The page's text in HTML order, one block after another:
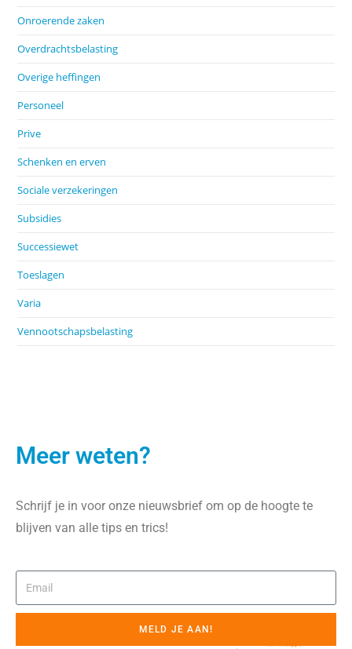
Onroerende zaken
Overdrachtsbelasting
Overige heffingen
Personeel
Prive
Schenken en erven
Sociale verzekeringen
Subsidies
Successiewet
Toeslagen
Varia
Vennootschapsbelasting
Meer weten?
Schrijf je in voor onze nieuwsbrief om op de hoogte te
blijven van alle tips en trics!
MELD JE AAN!